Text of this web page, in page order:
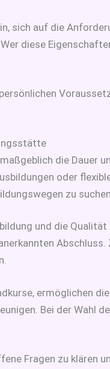
sich auf die
diese
die Dauer
oder
zu suchen.
und die
ermöglichen
Bei der Wahl
Fragen zu klären